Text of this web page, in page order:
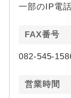
一部のIP電
FAX番号
082-545-
営業時間